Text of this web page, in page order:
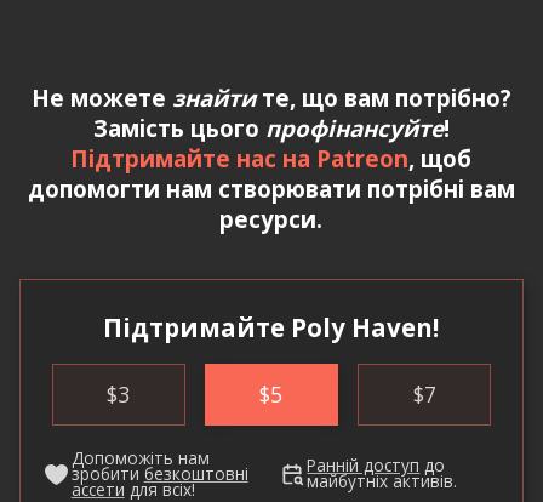
Не можете знайтите, що вам потрібно?
Замість цього профінансуйте!
Підтримайте нас на Patreon, щоб
допомогти нам створювати потрібні вам
ресурси.
Підтримайте Poly Haven!
$3 $5 $7
Допоможіть нам
зробити безкоштовні
ассети для всіх!
Ранній доступ до
майбутніх активів.